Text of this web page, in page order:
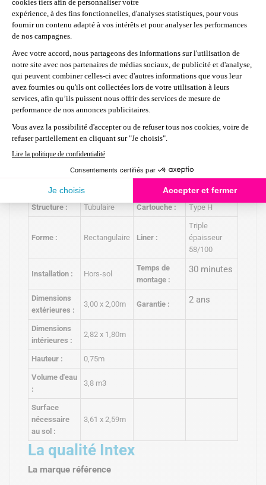
- Une grande disponibilité des produits de la
marque y compris les nouveautés.
- Une garantie de 2 ans sur tous les produits
Intex.
- Un traitement SAV privilégié.
Caractéristiques techniques
filtration :
cartouche
Marque : Intex 1,25 m3/h
Structure : Tubulaire Cartouche : Type H
Forme : Rectangulaire Liner :
Triple
épaisseur
58/100
Installation : Hors-sol
Temps de
montage :
30 minutes
Dimensions
extérieures :
3,00 x 2,00m Garantie : 2 ans
Dimensions
intérieures :
2,82 x 1,80m
Hauteur : 0,75m
Volume d'eau
:
3,8 m3
Surface
nécessaire
au sol :
3,61 x 2,59m
La qualité Intex
La marque référence